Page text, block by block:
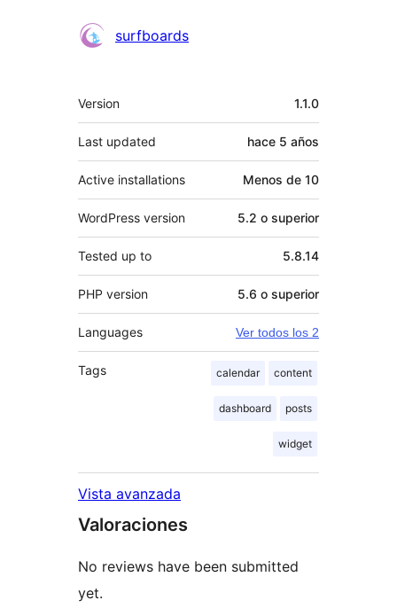
surfboards
Meta
Version 1.1.0
Last updated hace 5 años
Active installations Menos de 10
WordPress version 5.2 o superior
Tested up to 5.8.14
PHP version 5.6 o superior
Languages Ver todos los 2
Tags calendar content
dashboard posts
widget
Vista avanzada
Valoraciones
No reviews have been submitted
yet.